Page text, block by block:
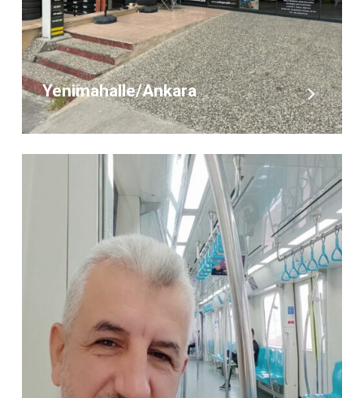
Yenimahalle/Ankara